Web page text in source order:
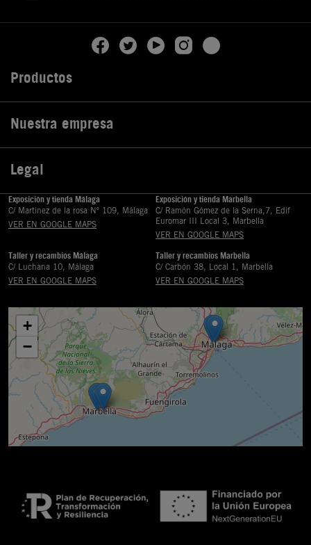
Productos
Nuestra empresa
Legal
Exposición y tienda Málaga
C/ Martinez de la rosa Nº 109, Málaga
VER EN GOOGLE MAPS
Exposición y tienda Marbella
C/ Ramón Gómez de la Serna,7, Edif
Euromar III Local 3, Marbella
VER EN GOOGLE MAPS
Taller y recambios Málaga
C/ Luchana 10, Málaga
VER EN GOOGLE MAPS
Taller y recambios Marbella
C/ Carbón 38, Local 1, Marbella
VER EN GOOGLE MAPS
+
−